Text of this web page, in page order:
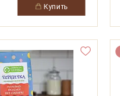
купить